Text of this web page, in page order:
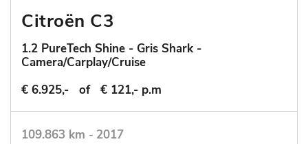
Citroën C3
1.2 PureTech Shine - Gris Shark -
Camera/Carplay/Cruise
€ 6.925,-
of € 121,- p.m
109.863 km - 2017